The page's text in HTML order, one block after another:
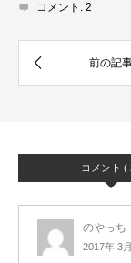
コメント: 2
コメント (
のやっち
2017年 3